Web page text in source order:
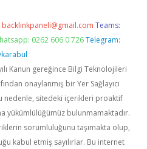
backlinkpaneli@gmail.com Teams:
0262 606 0 726 Telegram:
Kanun gereğince Bilgi Teknolojileri
onaylanmış bir Yer Sağlayıcı
nedenle, sitedeki içerikleri proaktif
yükümlülüğümüz bulunmamaktadır.
sorumluluğunu taşımakta olup,
kabul etmiş sayılırlar. Bu internet